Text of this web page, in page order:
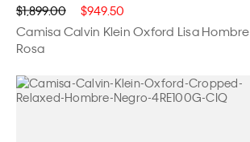
$1,899.00 $949.50
Camisa Calvin Klein Oxford Lisa Hombre
Rosa